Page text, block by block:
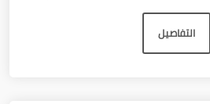
التفاصيل